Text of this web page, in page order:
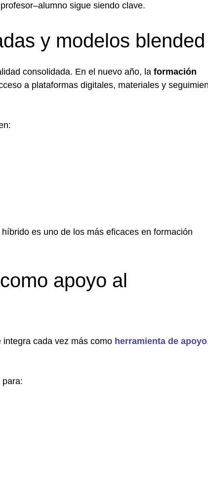
sigue siendo clave.
y modelos blended
consolidada. En el nuevo año, la formación
a plataformas digitales, materiales y
es uno de los más eficaces en formación
apoyo al
cada vez más como herramienta de apoyo
para: